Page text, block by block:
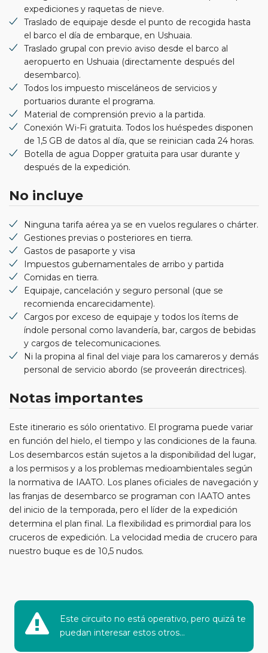
expediciones y raquetas de nieve.
Traslado de equipaje desde el punto de recogida hasta
el barco el día de embarque, en Ushuaia.
Traslado grupal con previo aviso desde el barco al
aeropuerto en Ushuaia (directamente después del
desembarco).
Todos los impuesto misceláneos de servicios y
portuarios durante el programa.
Material de comprensión previo a la partida.
Conexión Wi-Fi gratuita. Todos los huéspedes disponen
de 1,5 GB de datos al día, que se reinician cada 24 horas.
Botella de agua Dopper gratuita para usar durante y
después de la expedición.
No incluye
Ninguna tarifa aérea ya se en vuelos regulares o chárter.
Gestiones previas o posteriores en tierra.
Gastos de pasaporte y visa
Impuestos gubernamentales de arribo y partida
Comidas en tierra.
Equipaje, cancelación y seguro personal (que se
recomienda encarecidamente).
Cargos por exceso de equipaje y todos los ítems de
índole personal como lavandería, bar, cargos de bebidas
y cargos de telecomunicaciones.
Ni la propina al final del viaje para los camareros y demás
personal de servicio abordo (se proveerán directrices).
Notas importantes
Este itinerario es sólo orientativo. El programa puede variar
en función del hielo, el tiempo y las condiciones de la fauna.
Los desembarcos están sujetos a la disponibilidad del lugar,
a los permisos y a los problemas medioambientales según
la normativa de IAATO. Los planes oficiales de navegación y
las franjas de desembarco se programan con IAATO antes
del inicio de la temporada, pero el líder de la expedición
determina el plan final. La flexibilidad es primordial para los
cruceros de expedición. La velocidad media de crucero para
nuestro buque es de 10,5 nudos.
Este circuito no está operativo, pero quizá te
puedan interesar estos otros...